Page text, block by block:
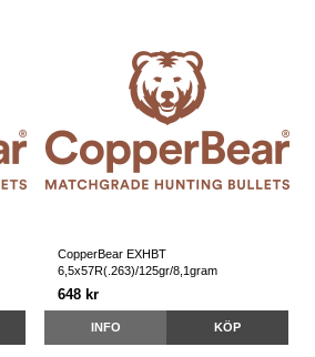
CopperBear EXHBT
6,5x57R(.263)/125gr/8,1gram
648 kr
INFO KÖP